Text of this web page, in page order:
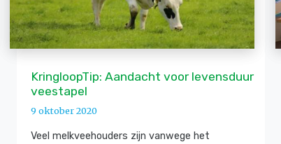
KringloopTip: Aandacht voor levensduur
veestapel
9 oktober 2020
Veel melkveehouders zijn vanwege het